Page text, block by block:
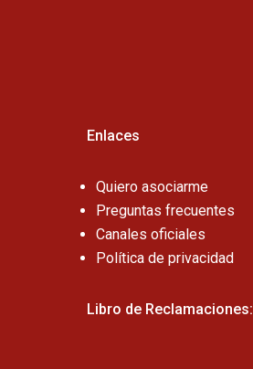
Enlaces
Quiero asociarme
Preguntas frecuentes
Canales oficiales
Política de privacidad
Libro de Reclamaciones: